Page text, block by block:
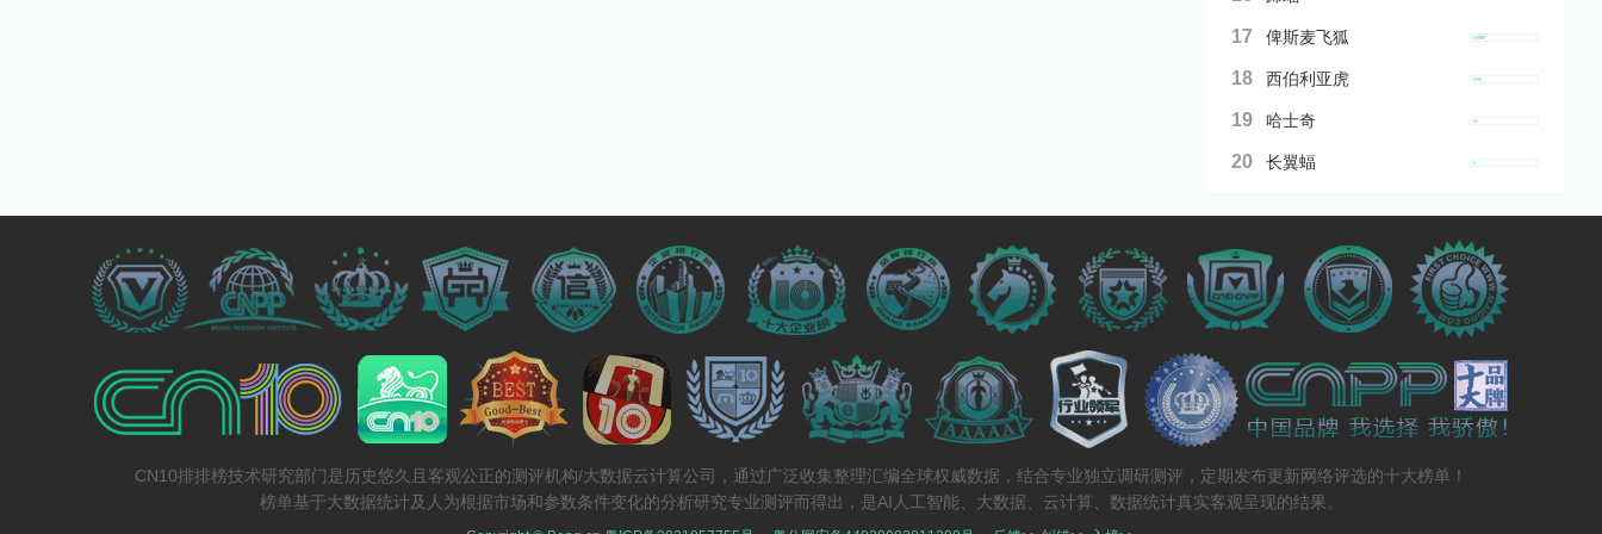
17 俾斯麦飞狐
18 西伯利亚虎
19 哈士奇
20 长翼蝠
CN10排排榜技术研究部门是历史悠久且客观公正的测评机构/大数据云计算公司，通过广泛收集整理汇编全球权威数据，结合专业独立调研测评，定期发布更新网络评选的十大榜单！
榜单基于大数据统计及人为根据市场和参数条件变化的分析研究专业测评而得出，是AI人工智能、大数据、云计算、数据统计真实客观呈现的结果。